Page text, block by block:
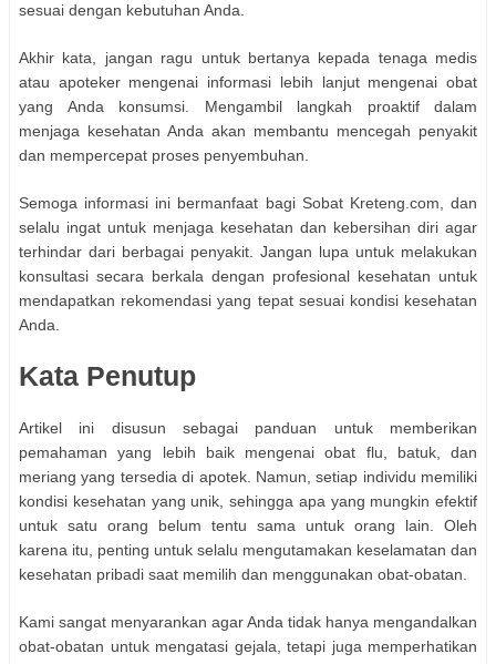
sesuai dengan kebutuhan Anda.
Akhir kata, jangan ragu untuk bertanya kepada tenaga medis
atau apoteker mengenai informasi lebih lanjut mengenai obat
yang Anda konsumsi. Mengambil langkah proaktif dalam
menjaga kesehatan Anda akan membantu mencegah penyakit
dan mempercepat proses penyembuhan.
Semoga informasi ini bermanfaat bagi Sobat Kreteng.com, dan
selalu ingat untuk menjaga kesehatan dan kebersihan diri agar
terhindar dari berbagai penyakit. Jangan lupa untuk melakukan
konsultasi secara berkala dengan profesional kesehatan untuk
mendapatkan rekomendasi yang tepat sesuai kondisi kesehatan
Anda.
Kata Penutup
Artikel ini disusun sebagai panduan untuk memberikan
pemahaman yang lebih baik mengenai obat flu, batuk, dan
meriang yang tersedia di apotek. Namun, setiap individu memiliki
kondisi kesehatan yang unik, sehingga apa yang mungkin efektif
untuk satu orang belum tentu sama untuk orang lain. Oleh
karena itu, penting untuk selalu mengutamakan keselamatan dan
kesehatan pribadi saat memilih dan menggunakan obat-obatan.
Kami sangat menyarankan agar Anda tidak hanya mengandalkan
obat-obatan untuk mengatasi gejala, tetapi juga memperhatikan